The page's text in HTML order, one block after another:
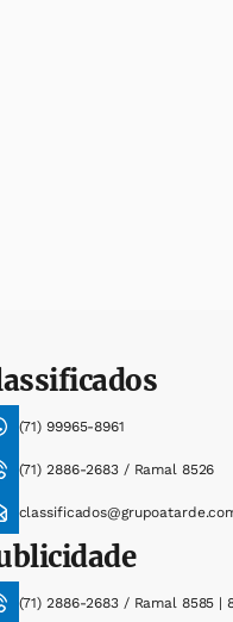
(71) 99965-8961
(71) 2886-2683 / Ramal 8526
(71) 2886-2683 / Ramal 8585 |